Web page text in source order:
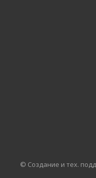
© Создание и тех.